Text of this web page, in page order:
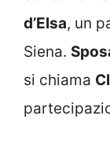
d’Elsa, un
Siena.
si chiama